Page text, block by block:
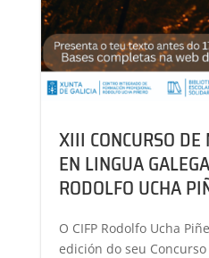
XIII CONCURSO
EN LINGUA
RODOLFO UCHA
O CIFP Rodolfo Ucha
edición do seu